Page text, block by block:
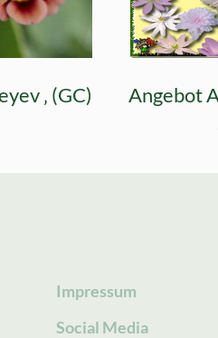
‚ (GC) Angebot
Impressum
Social Media